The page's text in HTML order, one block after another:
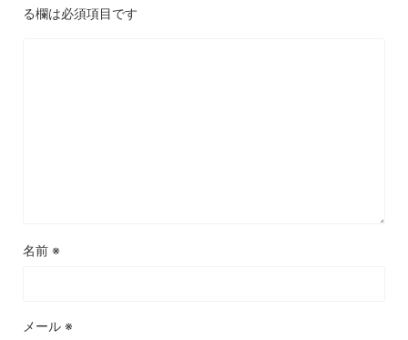
る欄は必須項目です
名前 ※
メール ※